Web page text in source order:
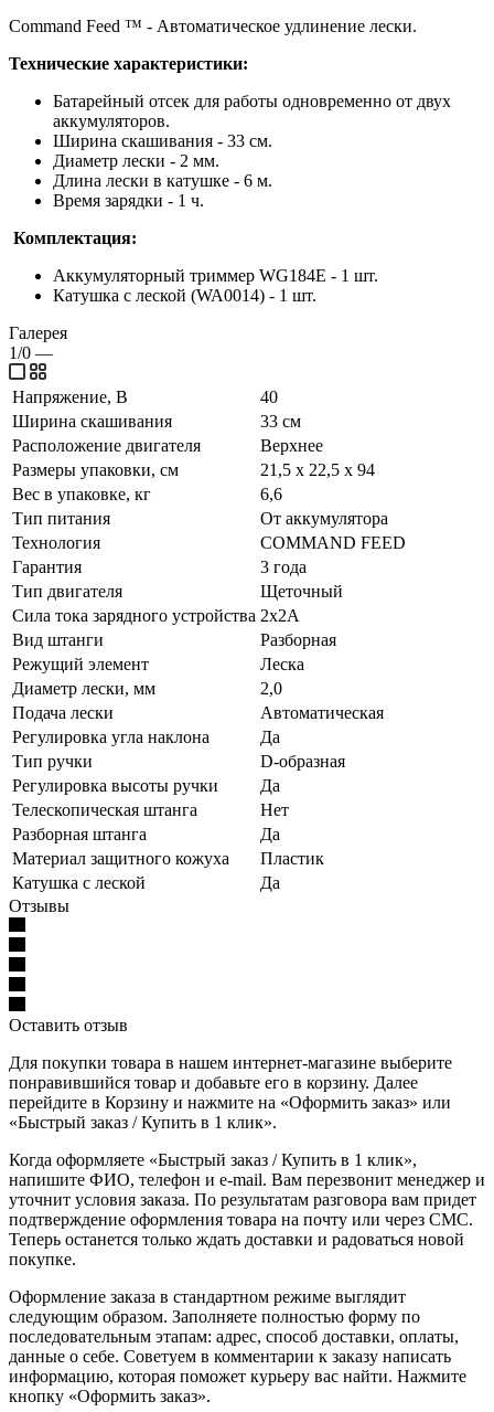
Command Feed ™ - Автоматическое удлинение лески.
Технические характеристики:
Батарейный отсек для работы одновременно от двух
аккумуляторов.
Ширина скашивания - 33 см.
Диаметр лески - 2 мм.
Длина лески в катушке - 6 м.
Время зарядки - 1 ч.
Комплектация:
Аккумуляторный триммер WG184E - 1 шт.
Катушка с леской (WA0014) - 1 шт.
Галерея
1/0 —
Напряжение, В
40
Ширина скашивания
33 см
Расположение двигателя
Верхнее
Размеры упаковки, см
21,5 х 22,5 х 94
Вес в упаковке, кг
6,6
Тип питания
От аккумулятора
Технология
COMMAND FEED
Гарантия
3 года
Тип двигателя
Щеточный
Сила тока зарядного устройства 2х2А
Вид штанги
Разборная
Режущий элемент
Леска
Диаметр лески, мм
2,0
Подача лески
Автоматическая
Регулировка угла наклона
Да
Тип ручки
D-образная
Регулировка высоты ручки
Да
Телескопическая штанга
Нет
Разборная штанга
Да
Материал защитного кожуха
Пластик
Катушка с леской
Да
Отзывы
Оставить отзыв
Для покупки товара в нашем интернет-магазине выберите
понравившийся товар и добавьте его в корзину. Далее
перейдите в Корзину и нажмите на «Оформить заказ» или
«Быстрый заказ / Купить в 1 клик».
Когда оформляете «Быстрый заказ / Купить в 1 клик»,
напишите ФИО, телефон и e-mail. Вам перезвонит менеджер и
уточнит условия заказа. По результатам разговора вам придет
подтверждение оформления товара на почту или через СМС.
Теперь останется только ждать доставки и радоваться новой
покупке.
Оформление заказа в стандартном режиме выглядит
следующим образом. Заполняете полностью форму по
последовательным этапам: адрес, способ доставки, оплаты,
данные о себе. Советуем в комментарии к заказу написать
информацию, которая поможет курьеру вас найти. Нажмите
кнопку «Оформить заказ».